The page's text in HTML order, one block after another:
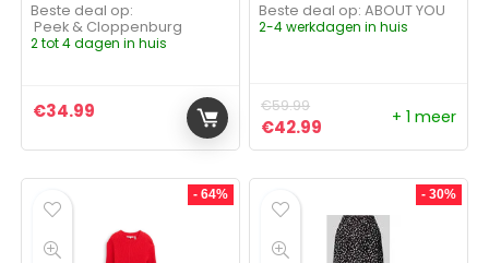
Beste deal op:
Peek & Cloppenburg
2 tot 4 dagen in huis
€34.99
Beste deal op:
ABOUT YOU
2-4 werkdagen in huis
€59.99
Oorspronkelijke prijs
€42.99 Huidige prijs is:
+ 1 meer
- 64% - 30%